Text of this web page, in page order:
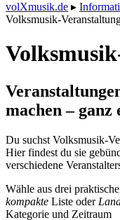
volXmusik.de ▸
Volksmusik-
machen – ganz
Du suchst Volksmusik-
Hier findest du sie
verschiedene
Wähle aus drei
kompakte Liste oder
Kategorie und Zeitraum